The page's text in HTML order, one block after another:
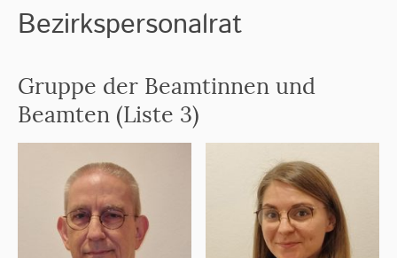
Bezirkspersonalrat
Gruppe der Beamtinnen und
Beamten (Liste 3)